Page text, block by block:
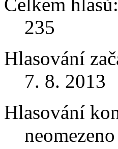
235
Hlasování
7. 8. 2013
Hlasování
neomezeno